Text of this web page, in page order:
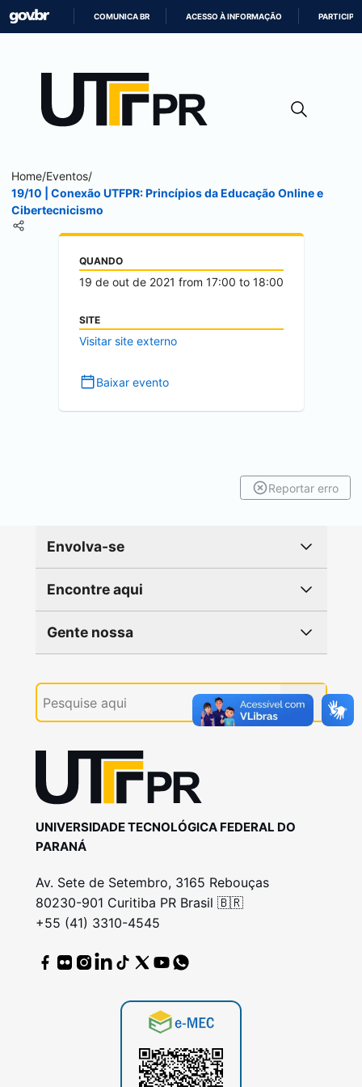
CONTEÚDO
COMUNICA BR ACESSO À INFORMAÇÃO PARTICIPE
Home/Eventos/
19/10 | Conexão UTFPR: Princípios da Educação Online e
Cibertecnicismo
QUANDO
19 de out de 2021 from 17:00 to 18:00
SITE
Visitar site externo
Baixar evento
Reportar erro
Envolva-se
Encontre aqui
Gente nossa
UNIVERSIDADE TECNOLÓGICA FEDERAL DO
PARANÁ
Av. Sete de Setembro, 3165 Rebouças
80230-901 Curitiba PR Brasil 🇧🇷
+55 (41) 3310-4545